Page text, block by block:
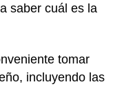
saber cuál es la
tomar
incluyendo las